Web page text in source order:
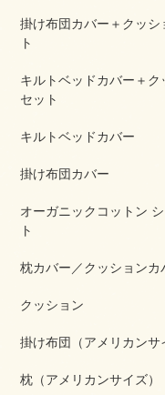
掛け布団カバー＋クッシ
ト
キルトベッドカバー＋ク
セット
キルトベッドカバー
掛け布団カバー
オーガニックコットン
ト
枕カバー／クッションカ
クッション
掛け布団（アメリカンサ
枕（アメリカンサイズ）